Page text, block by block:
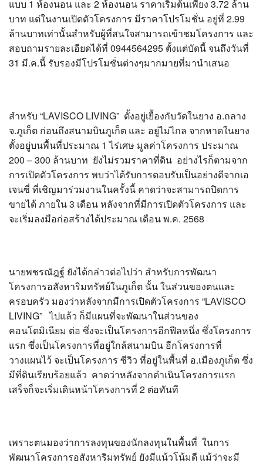
แบบ 1 ห้องนอน และ 2 ห้องนอน ราคาเริ่มต้นเพียง 3.72 ล้าน
บาท แต่ในงานเปิดตัวโครงการ มีราคาโปรโมชั่น อยู่ที่ 2.99
ล้านบาทเท่านั้นสำหรับผู้ที่สนใจสามารถเข้าชมโครงการ และ
สอบถามรายละเอียดได้ที่ 0944564295 ตั้งแต่บัดนี้ จนถึงวันที่
31 มี.ค.นี้ รับรองมีโปรโมชั่นต่างๆมากมายที่มานำเสนอ
สำหรับ “LAVISCO LIVING” ตั้งอยู่เยื้องกับวัดในยาง อ.ถลาง
จ.ภูเก็ต ก่อนถึงสนามบินภูเก็ต และ อยู่ไม่ไกล จากหาดในยาง
ตั้งอยู่บนพื้นที่ประมาณ 1 ไร่เศษ มูลค่าโครงการ ประมาณ
200 – 300 ล้านบาท ยังไม่รวมราคาที่ดิน อย่างไรก็ตามจาก
การเปิดตัวโครงการ พบว่าได้รับการตอบรับเป็นอย่างดีจากเอ
เจนซี่ ที่เชิญมาร่วมงานในครั้งนี้ คาดว่าจะสามารถปิดการ
ขายได้ ภายใน 3 เดือน หลังจากที่มีการเปิดตัวโครงการ และ
จะเริ่มลงมือก่อสร้างได้ประมาณ เดือน พ.ค. 2568
นายพชรณัฎฐ์ ยังได้กล่าวต่อไปว่า สำหรับการพัฒนา
โครงการอสังหาริมทรัพย์ในภูเก็ต นั้น ในส่วนของตนและ
ครอบครัว มองว่าหลังจากมีการเปิดตัวโครงการ “LAVISCO
LIVING” ไปแล้ว ก็มีแผนที่จะพัฒนาในส่วนของ
คอนโดมิเนียม ต่อ ซึ่งจะเป็นโครงการอีกฟีลหนึ่ง ซึ่งโครงการ
แรก ซึ่งเป็นโครงการที่อยู่ใกล้สนามบิน อีกโครงการที่
วางแผนไว้ จะเป็นโครงการ ซีวิว ที่อยู่ในพื้นที่ อ.เมืองภูเก็ต ซึ่ง
มีที่ดินเรียบร้อยแล้ว คาดว่าหลังจากดำเนินโครงการแรก
เสร็จก็จะเริ่มเดินหน้าโครงการที่ 2 ต่อทันที
เพราะตนมองว่าการลงทุนของนักลงทุนในพื้นที่ ในการ
พัฒนาโครงการอสังหาริมทรัพย์ ยังมีแน้วโน้มดี แม้ว่าจะมี